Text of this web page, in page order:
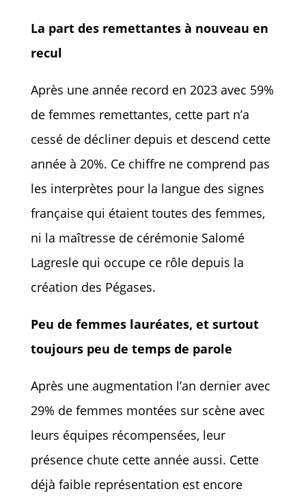
La part des remettantes à nouveau en
recul
Après une année record en 2023 avec 59%
de femmes remettantes, cette part n’a
cessé de décliner depuis et descend cette
année à 20%. Ce chiffre ne comprend pas
les interprètes pour la langue des signes
française qui étaient toutes des femmes,
ni la maîtresse de cérémonie Salomé
Lagresle qui occupe ce rôle depuis la
création des Pégases.
Peu de femmes lauréates, et surtout
toujours peu de temps de parole
Après une augmentation l’an dernier avec
29% de femmes montées sur scène avec
leurs équipes récompensées, leur
présence chute cette année aussi. Cette
déjà faible représentation est encore